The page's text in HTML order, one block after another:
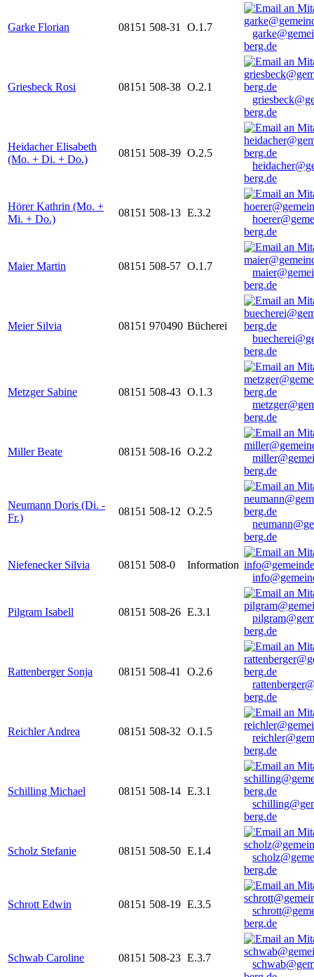
Garke Florian 08151 508-31 O.1.7
berg.de
Griesbeck Rosi 08151 508-38 O.2.1
berg.de
Heidacher Elisabeth
(Mo. + Di. + Do.)
08151 508-39 O.2.5
berg.de
Hörer Kathrin (Mo. +
Mi. + Do.)
08151 508-13 E.3.2
berg.de
Maier Martin 08151 508-57 O.1.7
berg.de
Meier Silvia 08151 970490 Bücherei
berg.de
Metzger Sabine 08151 508-43 O.1.3
berg.de
Miller Beate 08151 508-16 O.2.2
berg.de
Neumann Doris (Di. -
Fr.)
08151 508-12 O.2.5
berg.de
Niefenecker Silvia 08151 508-0
Information
Pilgram Isabell 08151 508-26 E.3.1
berg.de
Rattenberger Sonja 08151 508-41
O.2.6
berg.de
Reichler Andrea 08151 508-32 O.1.5
berg.de
Schilling Michael 08151 508-14 E.3.1
berg.de
Scholz Stefanie 08151 508-50 E.1.4
berg.de
Schrott Edwin 08151 508-19 E.3.5
berg.de
Schwab Caroline 08151 508-23 E.3.7